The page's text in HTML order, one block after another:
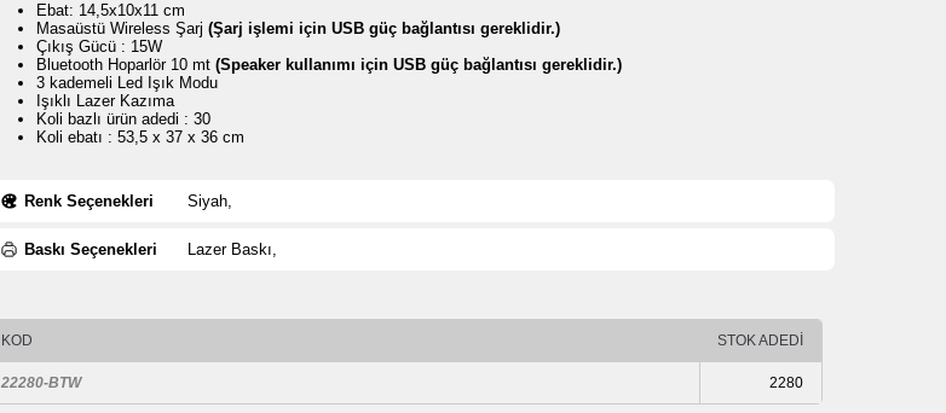
Ebat: 14,5x10x11 cm
Masaüstü Wireless Şarj (Şarj işlemi için USB güç bağlantısı gereklidir.)
Çıkış Gücü : 15W
Bluetooth Hoparlör 10 mt (Speaker kullanımı için USB güç bağlantısı gereklidir.)
3 kademeli Led Işık Modu
Işıklı Lazer Kazıma
Koli bazlı ürün adedi : 30
Koli ebatı : 53,5 x 37 x 36 cm
Renk Seçenekleri Siyah,
Baskı Seçenekleri Lazer Baskı,
KOD STOK ADEDİ
22280-BTW 2280